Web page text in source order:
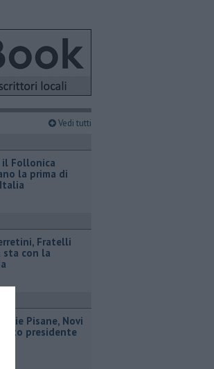
Vedi tutti
il Follonica
la prima di
Fratelli
con la
Pisane, Novi
presidente